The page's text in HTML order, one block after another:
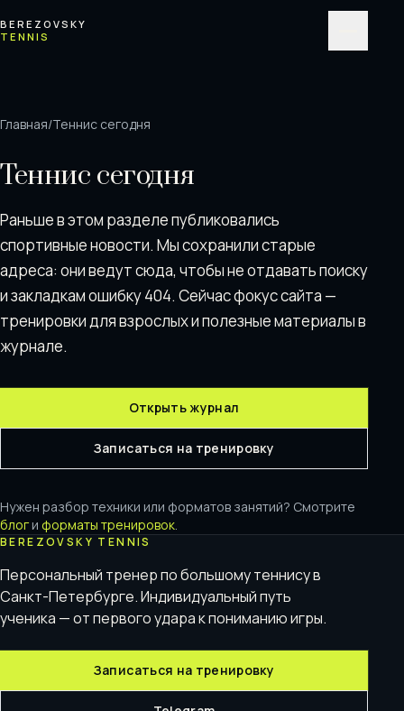
BEREZOVSKY
TENNIS
Главная/Теннис сегодня
Теннис сегодня
Раньше в этом разделе публиковались
спортивные новости. Мы сохранили старые
адреса: они ведут сюда, чтобы не отдавать поискy
и закладкам ошибку 404. Сейчас фокус сайта —
тренировки для взрослых и полезные материалы в
журнале.
Открыть журнал
Записаться на тренировку
Нужен разбор техники или форматов занятий? Смотрите
блог и форматы тренировок.
BEREZOVSKY TENNIS
Персональный тренер по большому теннису в
Санкт-Петербурге. Индивидуальный путь
ученика — от первого удара к пониманию игры.
Записаться на тренировку